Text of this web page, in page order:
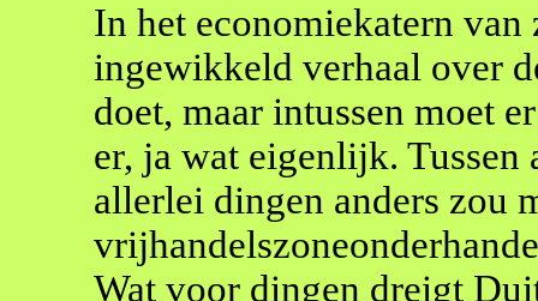
In het economiekatern van
ingewikkeld verhaal over
doet, maar intussen moet
er, ja wat eigenlijk.
allerlei dingen anders zou
Wat voor dingen dreigt